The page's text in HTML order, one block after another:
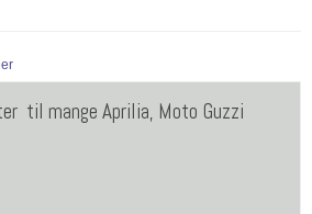
til mange Aprilia, Moto Guzzi